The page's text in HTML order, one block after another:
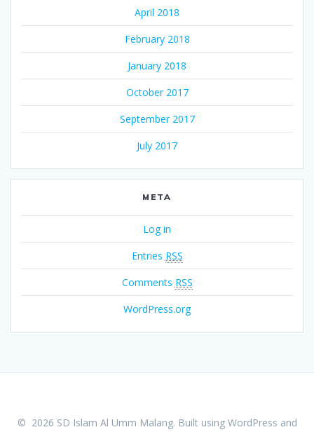
April 2018
February 2018
January 2018
October 2017
September 2017
July 2017
META
Log in
Entries RSS
Comments RSS
WordPress.org
© 2026 SD Islam Al Umm Malang. Built using WordPress and